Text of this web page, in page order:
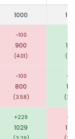
1000
-100
900
(4.01)
-100
800
(3.58)
+229
1029
-